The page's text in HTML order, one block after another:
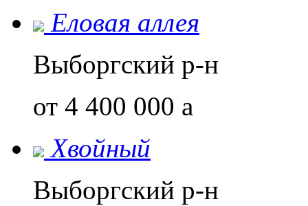
Еловая аллея
Выборгский р-н
от 4 400 000 a
Хвойный
Выборгский р-н